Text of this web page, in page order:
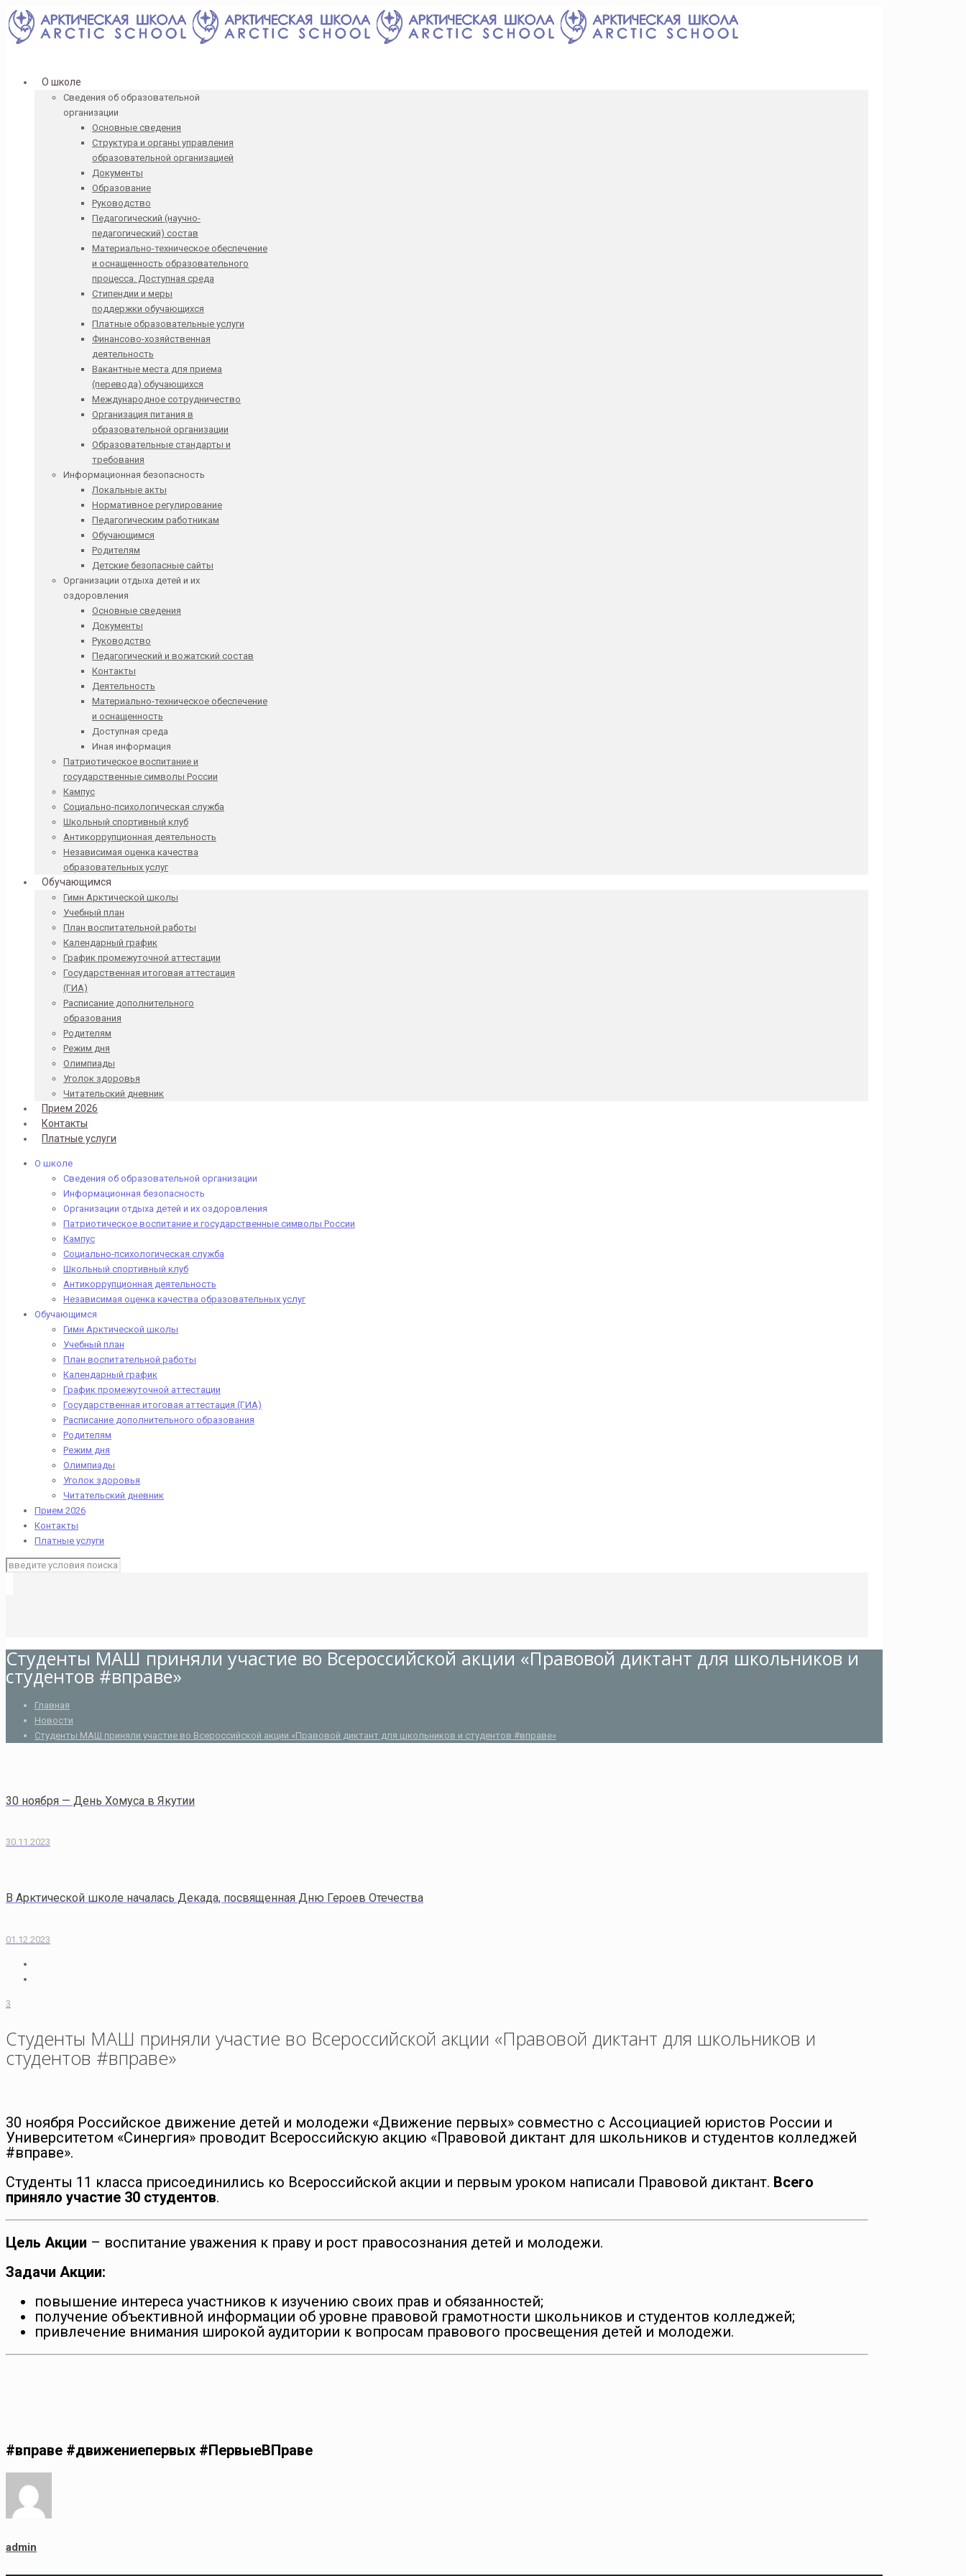
О школе
Сведения об образовательной
организации
Основные сведения
Структура и органы управления
образовательной организацией
Документы
Образование
Руководство
Педагогический (научно-
педагогический) состав
Материально-техническое обеспечение
и оснащенность образовательного
процесса. Доступная среда
Стипендии и меры
поддержки обучающихся
Платные образовательные услуги
Финансово-хозяйственная
деятельность
Вакантные места для приема
(перевода) обучающихся
Международное сотрудничество
Организация питания в
образовательной организации
Образовательные стандарты и
требования
Информационная безопасность
Локальные акты
Нормативное регулирование
Педагогическим работникам
Обучающимся
Родителям
Детские безопасные сайты
Организации отдыха детей и их
оздоровления
Основные сведения
Документы
Руководство
Педагогический и вожатский состав
Контакты
Деятельность
Материально-техническое обеспечение
и оснащенность
Доступная среда
Иная информация
Патриотическое воспитание и
государственные символы России
Кампус
Социально-психологическая служба
Школьный спортивный клуб
Антикоррупционная деятельность
Независимая оценка качества
образовательных услуг
Обучающимся
Гимн Арктической школы
Учебный план
План воспитательной работы
Календарный график
График промежуточной аттестации
Государственная итоговая аттестация
(ГИА)
Расписание дополнительного
образования
Родителям
Режим дня
Олимпиады
Уголок здоровья
Читательский дневник
Прием 2026
Контакты
Платные услуги
О школе
Сведения об образовательной организации
Информационная безопасность
Организации отдыха детей и их оздоровления
Патриотическое воспитание и государственные символы России
Кампус
Социально-психологическая служба
Школьный спортивный клуб
Антикоррупционная деятельность
Независимая оценка качества образовательных услуг
Обучающимся
Гимн Арктической школы
Учебный план
План воспитательной работы
Календарный график
График промежуточной аттестации
Государственная итоговая аттестация (ГИА)
Расписание дополнительного образования
Родителям
Режим дня
Олимпиады
Уголок здоровья
Читательский дневник
Прием 2026
Контакты
Платные услуги
Студенты МАШ приняли участие во Всероссийской акции «Правовой диктант для школьников и
студентов #вправе»
Главная
Новости
Студенты МАШ приняли участие во Всероссийской акции «Правовой диктант для школьников и студентов #вправе»
30 ноября — День Хомуса в Якутии
30.11.2023
В Арктической школе началась Декада, посвященная Дню Героев Отечества
01.12.2023
3
Студенты МАШ приняли участие во Всероссийской акции «Правовой диктант для школьников и
студентов #вправе»
30 ноября Российское движение детей и молодежи «Движение первых» совместно с Ассоциацией юристов России и
Университетом «Синергия» проводит Всероссийскую акцию «Правовой диктант для школьников и студентов колледжей
#вправе».
Студенты 11 класса присоединились ко Всероссийской акции и первым уроком написали Правовой диктант. Всего
приняло участие 30 студентов.
Цель Акции – воспитание уважения к праву и рост правосознания детей и молодежи.
Задачи Акции:
повышение интереса участников к изучению своих прав и обязанностей;
получение объективной информации об уровне правовой грамотности школьников и студентов колледжей;
привлечение внимания широкой аудитории к вопросам правового просвещения детей и молодежи.
#вправе #движениепервых #ПервыеВПраве
admin